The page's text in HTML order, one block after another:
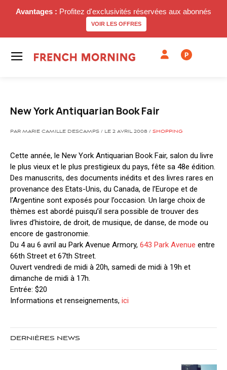
Avantages : Profitez d'exclusivités réservées aux abonnés
VOIR LES OFFRES
P
New York Antiquarian Book Fair
PAR MARIE CAMILLE DESCAMPS / LE 2 AVRIL 2008 / SHOPPING
Cette année, le New York Antiquarian Book Fair, salon du livre
le plus vieux et le plus prestigieux du pays, fête sa 48e édition.
Des manuscrits, des documents inédits et des livres rares en
provenance des Etats-Unis, du Canada, de l’Europe et de
l’Argentine sont exposés pour l’occasion. Un large choix de
thèmes est abordé puisqu’il sera possible de trouver des
livres d’histoire, de droit, de musique, de danse, de mode ou
encore de gastronomie.
Du 4 au 6 avril au Park Avenue Armory, 643 Park Avenue entre
66th Street et 67th Street.
Ouvert vendredi de midi à 20h, samedi de midi à 19h et
dimanche de midi à 17h.
Entrée: $20
Informations et renseignements, ici
DERNIÈRES NEWS